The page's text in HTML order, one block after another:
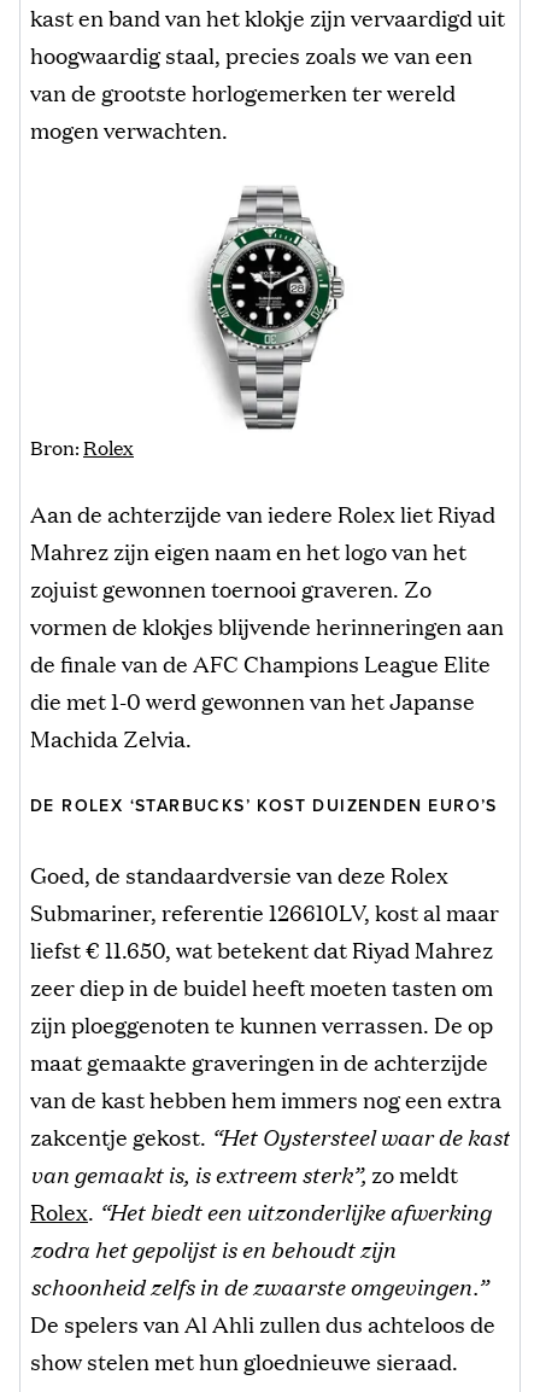
kast en band van het klokje zijn vervaardigd uit
hoogwaardig staal, precies zoals we van een
van de grootste horlogemerken ter wereld
mogen verwachten.
Bron:Rolex
Aan de achterzijde van iedere Rolex liet Riyad
Mahrez zijn eigen naam en het logo van het
zojuist gewonnen toernooi graveren. Zo
vormen de klokjes blijvende herinneringen aan
de finale van de AFC Champions League Elite
die met 1-0 werd gewonnen van het Japanse
Machida Zelvia.
DE ROLEX ‘STARBUCKS’ KOST DUIZENDEN EURO’S
Goed, de standaardversie van deze Rolex
Submariner, referentie 126610LV, kost al maar
liefst € 11.650, wat betekent dat Riyad Mahrez
zeer diep in de buidel heeft moeten tasten om
zijn ploeggenoten te kunnen verrassen. De op
maat gemaakte graveringen in de achterzijde
van de kast hebben hem immers nog een extra
zakcentje gekost. “Het Oystersteel waar de kast
van gemaakt is, is extreem sterk”, zo meldt
Rolex. “Het biedt een uitzonderlijke afwerking
zodra het gepolijst is en behoudt zijn
schoonheid zelfs in de zwaarste omgevingen.”
De spelers van Al Ahli zullen dus achteloos de
show stelen met hun gloednieuwe sieraad.